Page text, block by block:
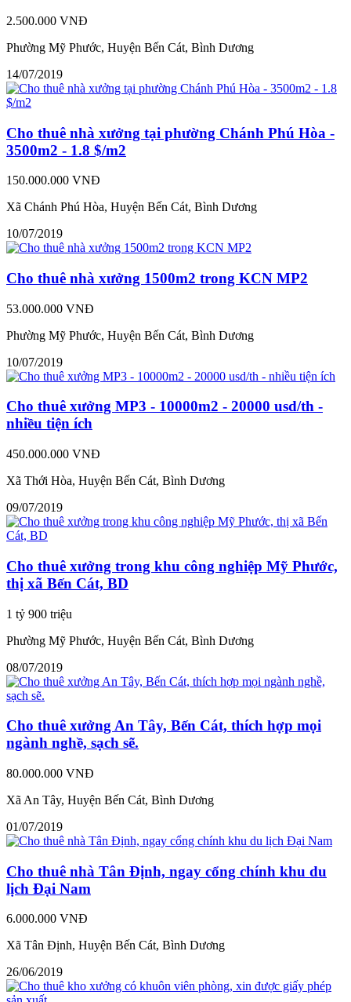
2.500.000 VNĐ
Phường Mỹ Phước, Huyện Bến Cát, Bình Dương
14/07/2019
Cho thuê nhà xưởng tại phường Chánh Phú Hòa -
3500m2 - 1.8 $/m2
150.000.000 VNĐ
Xã Chánh Phú Hòa, Huyện Bến Cát, Bình Dương
10/07/2019
Cho thuê nhà xưởng 1500m2 trong KCN MP2
53.000.000 VNĐ
Phường Mỹ Phước, Huyện Bến Cát, Bình Dương
10/07/2019
Cho thuê xưởng MP3 - 10000m2 - 20000 usd/th -
nhiều tiện ích
450.000.000 VNĐ
Xã Thới Hòa, Huyện Bến Cát, Bình Dương
09/07/2019
Cho thuê xưởng trong khu công nghiệp Mỹ Phước,
thị xã Bến Cát, BD
1 tỷ 900 triệu
Phường Mỹ Phước, Huyện Bến Cát, Bình Dương
08/07/2019
Cho thuê xưởng An Tây, Bến Cát, thích hợp mọi
ngành nghề, sạch sẽ.
80.000.000 VNĐ
Xã An Tây, Huyện Bến Cát, Bình Dương
01/07/2019
Cho thuê nhà Tân Định, ngay cổng chính khu du
lịch Đại Nam
6.000.000 VNĐ
Xã Tân Định, Huyện Bến Cát, Bình Dương
26/06/2019